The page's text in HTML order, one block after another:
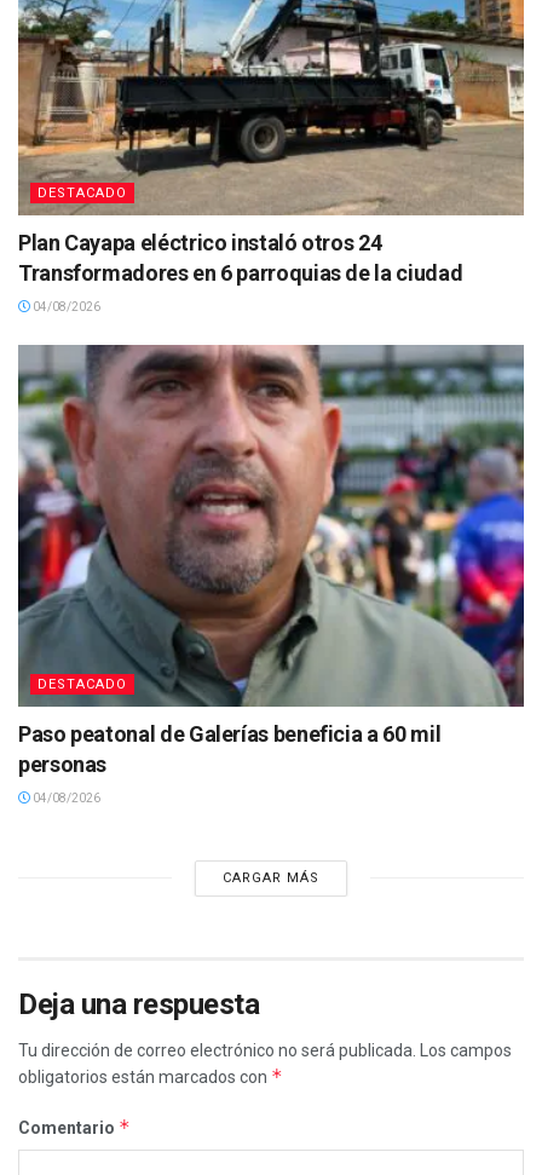
DESTACADO
Plan Cayapa eléctrico instaló otros 24
Transformadores en 6 parroquias de la ciudad
04/08/2026
DESTACADO
Paso peatonal de Galerías beneficia a 60 mil
personas
04/08/2026
CARGAR MÁS
Deja una respuesta
Tu dirección de correo electrónico no será publicada.
Los campos
obligatorios están marcados con *
Comentario *